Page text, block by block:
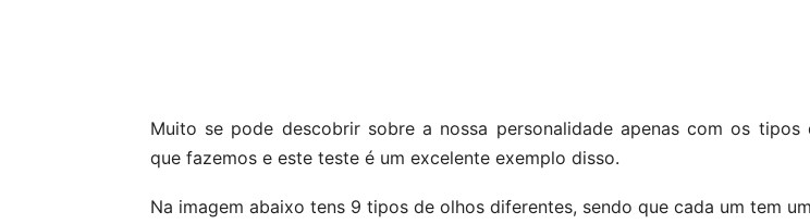
Muito se pode descobrir sobre a nossa personalidade apenas com os tipos
que fazemos e este teste é um excelente exemplo disso.
Na imagem abaixo tens 9 tipos de olhos diferentes, sendo que cada um tem